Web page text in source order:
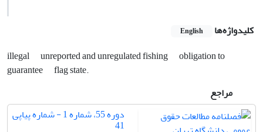
کلیدواژه‌ها English
illegal unreported and ‎unregulated fishing
‎obligation to
guarantee
‎flag state.‎
مراجع
دوره 55، شماره 1 - شماره پیاپی
41